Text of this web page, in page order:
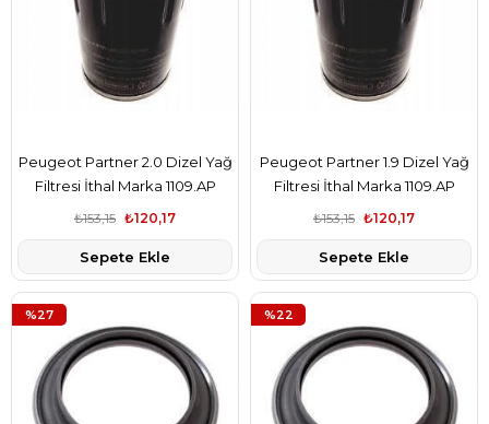
Peugeot Partner 2.0 Dizel Yağ
Filtresi İthal Marka 1109.AP
₺120,17
₺153,15
Sepete Ekle
Peugeot Partner 1.9 Dizel Yağ
Filtresi İthal Marka 1109.AP
₺120,17
₺153,15
Sepete Ekle
%27 %22